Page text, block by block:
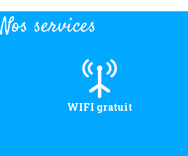
Nos services
WIFI gratuit